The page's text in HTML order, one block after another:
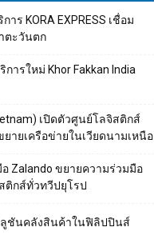
าร KORA EXPRESS เชื่อม
ตะวันตก
ารใหม่ Khor Fakkan India
เปิดตัวศูนย์โลจิสติกส์
ยายเครือข่ายในเวียดนามเหนือ
อ Zalando ขยายความร่วมมือ
ติกส์ทั่วทวีปยุโรป
ลูชันคลังสินค้าในฟิลิปปินส์